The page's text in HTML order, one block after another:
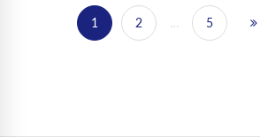
1 2 … 5